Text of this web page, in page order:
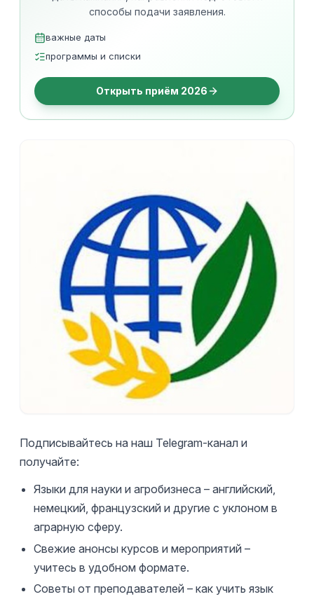
способы подачи заявления.
важные даты
программы и списки
Открыть приём 2026
Подписывайтесь на наш Telegram-канал и
получайте:
Языки для науки и агробизнеса – английский,
немецкий, французский и другие с уклоном в
аграрную сферу.
Свежие анонсы курсов и мероприятий –
учитесь в удобном формате.
Советы от преподавателей – как учить язык